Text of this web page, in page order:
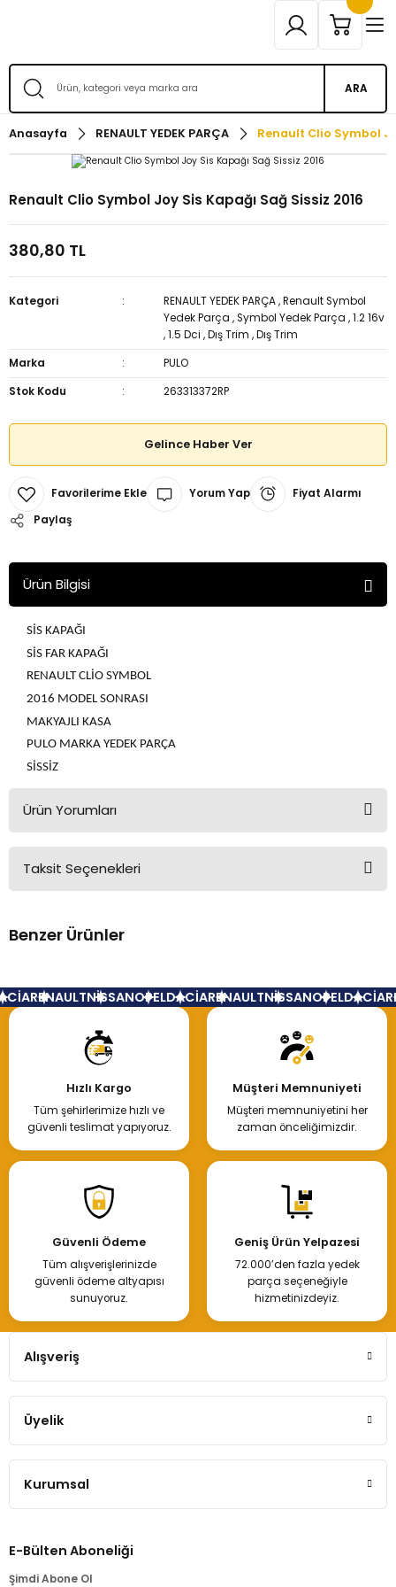
ARA
Anasayfa RENAULT YEDEK PARÇA Renault Clio Symbol
Renault Clio Symbol Joy Sis Kapağı Sağ Sissiz 2016
380,80 TL
Kategori RENAULT YEDEK PARÇA ,Renault Symbol
Yedek Parça ,Symbol Yedek Parça ,1.2 16v
,1.5 Dci ,Dış Trim ,Dış Trim
Marka
PULO
Stok Kodu
263313372RP
Gelince Haber Ver
Yorum Yap
Fiyat Alarmı
Paylaş
Ürün Bilgisi
SİS KAPAĞI
SİS FAR KAPAĞI
RENAULT CLİO SYMBOL
2016 MODEL SONRASI
MAKYAJLI KASA
PULO MARKA YEDEK PARÇA
SİSSİZ
Ürün Yorumları
Bu ürüne ilk yorumu siz yapın!
Taksit Seçenekleri
Benzer Ürünler
Hemen İncele
Sis Farı Çerçevesi Renault Clio Symbol Sağ Sissiz
350,00 TL
Hemen İncele
Renault Clio Symbol Joy Sis Kapağı Sağ Sissiz 2016
Hemen İncele
RENAULTNİSSANOPELDACİARENAULTNİSSANOPELDACİA
Hızlı Kargo
Tüm şehirlerimize hızlı ve
güvenli teslimat yapıyoruz.
Müşteri Memnuniyeti
Müşteri memnuniyetini her
zaman önceliğimizdir.
Güvenli Ödeme
Tüm alışverişlerinizde
güvenli ödeme altyapısı
sunuyoruz.
Geniş Ürün Yelpazesi
72.000’den fazla yedek
parça seçeneğiyle
hizmetinizdeyiz.
Alışveriş
Üyelik
Kurumsal
E-Bülten Aboneliği
Şimdi Abone Ol